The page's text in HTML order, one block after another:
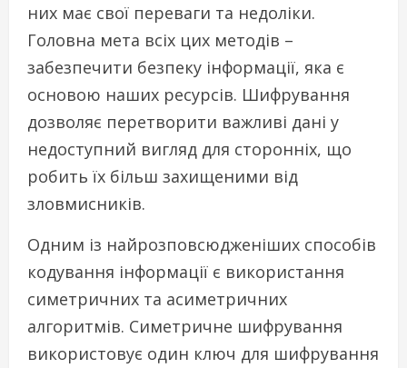
них має свої переваги та недоліки.
Головна мета всіх цих методів –
забезпечити безпеку інформації, яка є
основою наших ресурсів. Шифрування
дозволяє перетворити важливі дані у
недоступний вигляд для сторонніх, що
робить їх більш захищеними від
зловмисників.
Одним із найрозповсюдженіших способів
кодування інформації є використання
симетричних та асиметричних
алгоритмів. Симетричне шифрування
використовує один ключ для шифрування